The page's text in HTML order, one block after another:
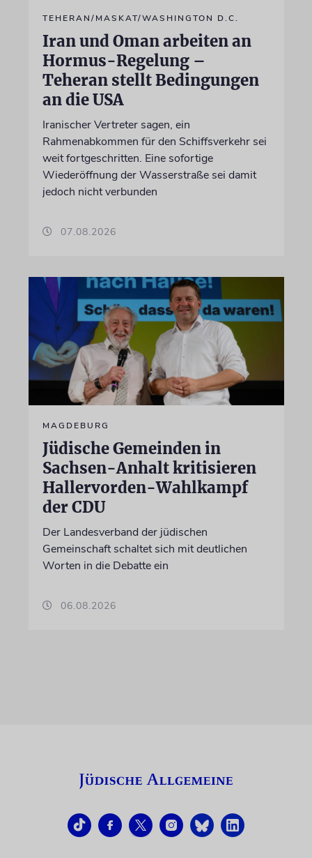
TEHERAN/MASKAT/WASHINGTON D.C.
Iran und Oman arbeiten an
Hormus-Regelung –
Teheran stellt Bedingungen
an die USA
Iranischer Vertreter sagen, ein
Rahmenabkommen für den Schiffsverkehr sei
weit fortgeschritten. Eine sofortige
Wiederöffnung der Wasserstraße sei damit
jedoch nicht verbunden
07.08.2026
MAGDEBURG
Jüdische Gemeinden in
Sachsen-Anhalt kritisieren
Hallervorden-Wahlkampf
der CDU
Der Landesverband der jüdischen
Gemeinschaft schaltet sich mit deutlichen
Worten in die Debatte ein
06.08.2026